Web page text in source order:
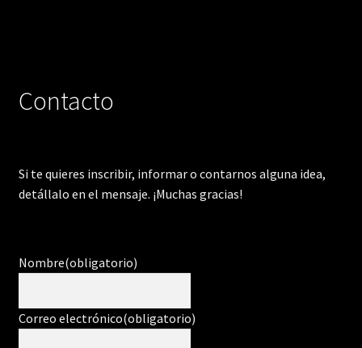
Contacto
Si te quieres inscribir, informar o contarnos alguna idea,
detállalo en el mensaje. ¡Muchas gracias!
Nombre(obligatorio)
Correo electrónico(obligatorio)